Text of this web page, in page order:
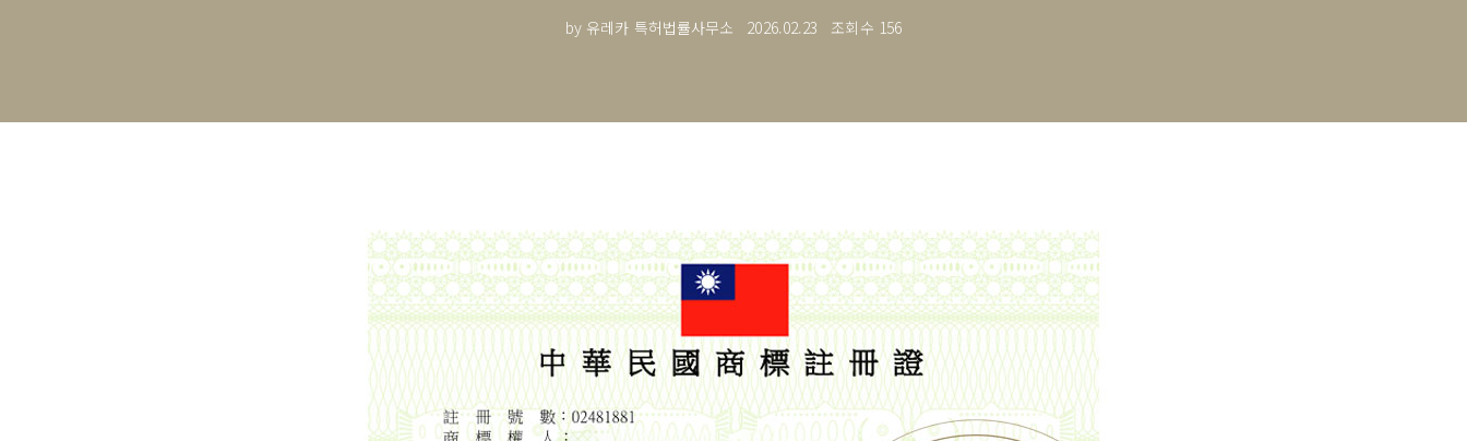
by 유레카 특허법률사무소 2026.02.23 조회수 156